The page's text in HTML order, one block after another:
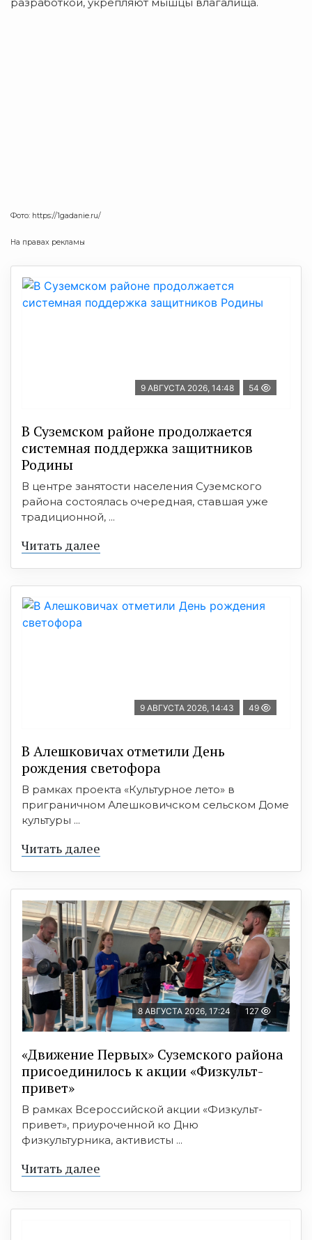
Фото: https://1gadanie.ru/
На правах рекламы
9 АВГУСТА 2026, 14:48 54
В Суземском районе продолжается
системная поддержка защитников
Родины
В центре занятости населения Суземского
района состоялась очередная, ставшая уже
традиционной, ...
Читать далее
9 АВГУСТА 2026, 14:43 49
В Алешковичах отметили День
рождения светофора
В рамках проекта «Культурное лето» в
приграничном Алешковичском сельском Доме
культуры ...
Читать далее
8 АВГУСТА 2026, 17:24 127
«Движение Первых» Суземского района
присоединилось к акции «Физкульт-
привет»
В рамках Всероссийской акции «Физкульт-
привет», приуроченной ко Дню
физкультурника, активисты ...
Читать далее